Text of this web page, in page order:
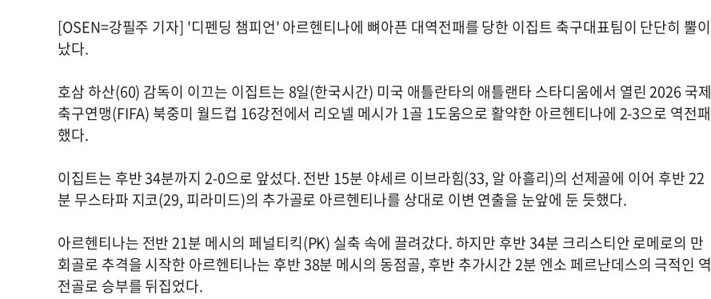
[OSEN=강필주 기자] '디펜딩 챔피언' 아르헨티나에 뼈아픈 대역전패를 당한 이집트 축구대표팀이 단단히 뿔이
났다.
호삼 하산(60) 감독이 이끄는 이집트는 8일(한국시간) 미국 애틀란타의 애틀랜타 스타디움에서 열린 2026 국제
축구연맹(FIFA) 북중미 월드컵 16강전에서 리오넬 메시가 1골 1도움으로 활약한 아르헨티나에 2-3으로 역전패
했다.
이집트는 후반 34분까지 2-0으로 앞섰다. 전반 15분 야세르 이브라힘(33, 알 아흘리)의 선제골에 이어 후반 22
분 무스타파 지코(29, 피라미드)의 추가골로 아르헨티나를 상대로 이변 연출을 눈앞에 둔 듯했다.
아르헨티나는 전반 21분 메시의 페널티킥(PK) 실축 속에 끌려갔다. 하지만 후반 34분 크리스티안 로메로의 만
회골로 추격을 시작한 아르헨티나는 후반 38분 메시의 동점골, 후반 추가시간 2분 엔소 페르난데스의 극적인 역
전골로 승부를 뒤집었다.